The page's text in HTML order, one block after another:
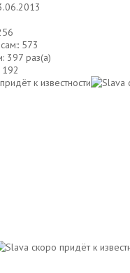
573
397 раз(а)
192